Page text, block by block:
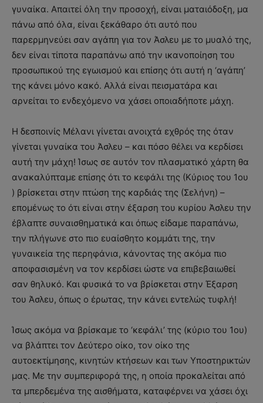
γυναίκα. Απαιτεί όλη την προσοχή, είναι ματαιόδοξη, μα
πάνω από όλα, είναι ξεκάθαρο ότι αυτό που
παρερμηνεύει σαν αγάπη για τον Άσλευ με το μυαλό της,
δεν είναι τίποτα παραπάνω από την ικανοποίηση του
προσωπικού της εγωισμού και επίσης ότι αυτή η ‘αγάπη’
της κάνει μόνο κακό. Αλλά είναι πεισματάρα και
αρνείται το ενδεχόμενο να χάσει οποιαδήποτε μάχη.
Η δεσποινίς Μέλανι γίνεται ανοιχτά εχθρός της όταν
γίνεται γυναίκα του Άσλευ – και πόσο θέλει να κερδίσει
αυτή την μάχη! Ίσως σε αυτόν τον πλασματικό χάρτη θα
ανακαλύπταμε επίσης ότι το κεφάλι της (Κύριος του 1ου
) βρίσκεται στην πτώση της καρδιάς της (Σελήνη) –
επομένως το ότι είναι στην έξαρση του κυρίου Άσλευ την
έβλαπτε συναισθηματικά και όπως είδαμε παραπάνω,
την πλήγωνε στο πιο ευαίσθητο κομμάτι της, την
γυναικεία της περηφάνια, κάνοντας της ακόμα πιο
αποφασισμένη να τον κερδίσει ώστε να επιβεβαιωθεί
σαν θηλυκό. Και φυσικά το να βρίσκεται στην Έξαρση
του Άσλευ, όπως ο έρωτας, την κάνει εντελώς τυφλή!
Ίσως ακόμα να βρίσκαμε το ‘κεφάλι’ της (κύριο του 1ου)
να βλάπτει τον Δεύτερο οίκο, τον οίκο της
αυτοεκτίμησης, κινητών κτήσεων και των Υποστηρικτών
μας. Με την συμπεριφορά της, η οποία προκαλείται από
τα μπερδεμένα της αισθήματα, καταφέρνει να χάσει όχι